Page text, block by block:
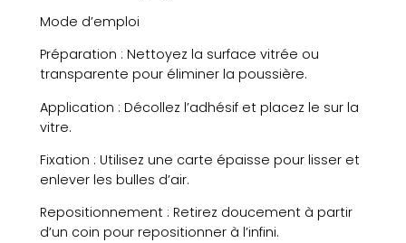
u
n
c
t
c
e
r
"
H
Mode d’emploi
Préparation : Nettoyez la surface vitrée ou
transparente pour éliminer la poussière.
Application : Décollez l’adhésif et placez le sur la
vitre.
Fixation : Utilisez une carte épaisse pour lisser et
enlever les bulles d’air.
Repositionnement : Retirez doucement à partir
d’un coin pour repositionner à l’infini.